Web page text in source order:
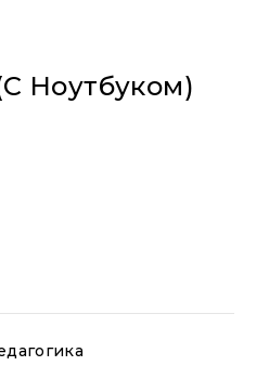
Ноутбуком)